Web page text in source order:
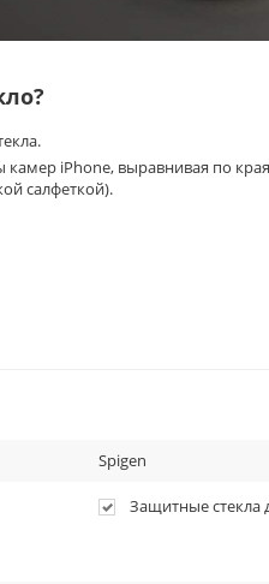
камер iPhone, выравнивая по
салфеткой).
Spigen
Защитные стекла